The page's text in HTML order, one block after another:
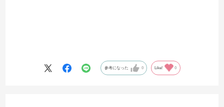
参考になった 0 Like! 0